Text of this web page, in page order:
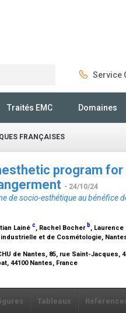
Service
Traités EMC Domaines
FRANÇAISES
program
- 24/10/24
de socio-esthétique au bénéfice
Lainé c, Rachel Bocher b,
industrielle et de Cosmétologie,
de Nantes, 85, rue Saint-Jacques,
44100 Nantes, France
Tableaux